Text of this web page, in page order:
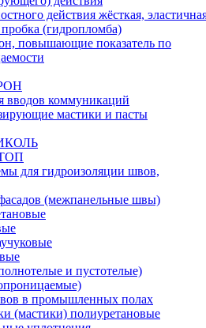
действия жёсткая,
(гидропломба)
повышающие показатель по
вводов коммуникаций
мастики и пасты
для гидроизоляции швов,
(межпанельные швы)
и пустотелые)
в промышленных полах
(мастики) полиуретановые